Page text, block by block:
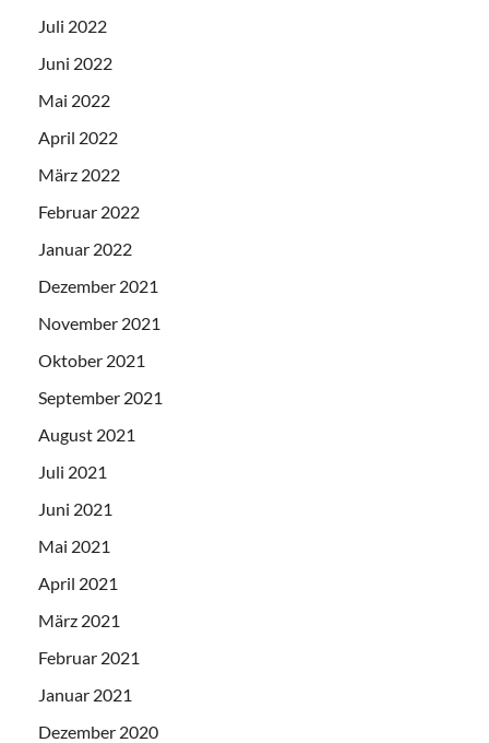
Juli 2022
Juni 2022
Mai 2022
April 2022
März 2022
Februar 2022
Januar 2022
Dezember 2021
November 2021
Oktober 2021
September 2021
August 2021
Juli 2021
Juni 2021
Mai 2021
April 2021
März 2021
Februar 2021
Januar 2021
Dezember 2020